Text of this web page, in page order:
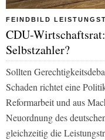
FEINDBILD
CDU-
Selbstzahler?
Sollten
Schaden richtet eine
Reformarbeit und aus
Neuordnung des
gleichzeitig die